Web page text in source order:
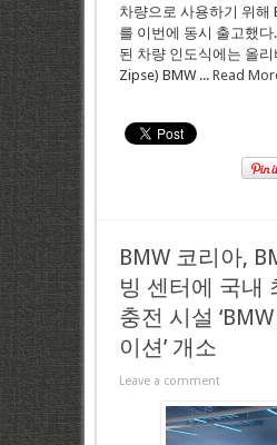
차량으로 사용하기 위해
를 이번에 동시 출고했다
된 차량 인도식에는 올
Zipse) BMW ... Read
BMW 코리아,
빙 센터에 국내
충전 시설
이션’ 개소
Leave a comment